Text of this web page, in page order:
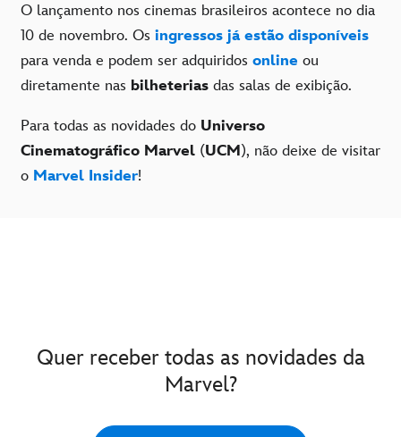
O lançamento nos cinemas brasileiros acontece no dia
10 de novembro. Os ingressos já estão disponíveis
para venda e podem ser adquiridos online ou
diretamente nas bilheterias das salas de exibição.
Para todas as novidades do Universo
Cinematográfico Marvel (UCM), não deixe de visitar
o Marvel Insider!
Quer receber todas as novidades da
Marvel?